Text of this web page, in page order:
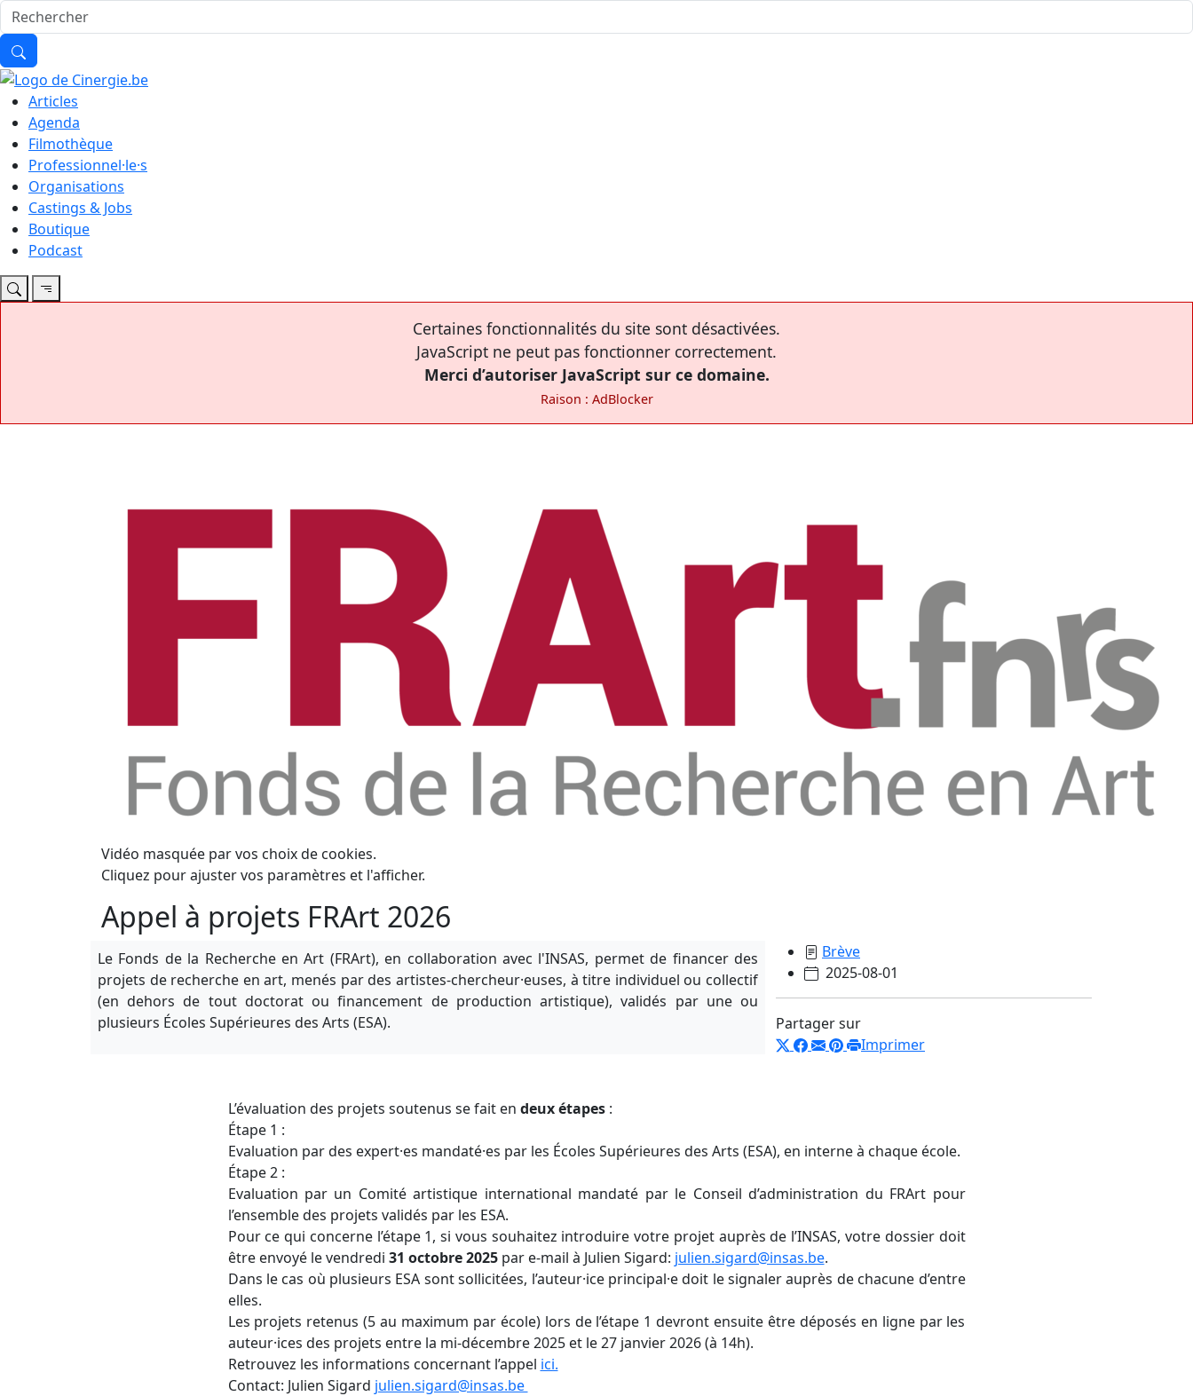
Articles
Agenda
Filmothèque
Professionnel·le·s
Organisations
Castings & Jobs
Boutique
Podcast
Certaines fonctionnalités du site sont désactivées.
JavaScript ne peut pas fonctionner correctement.
Merci d’autoriser JavaScript sur ce domaine.
Raison : AdBlocker
Vidéo masquée par vos choix de cookies.
Cliquez pour ajuster vos paramètres et l'afficher.
Appel à projets FRArt 2026
Le Fonds de la Recherche en Art (FRArt), en collaboration avec l'INSAS, permet de financer des
projets de recherche en art, menés par des artistes-chercheur·euses, à titre individuel ou collectif
(en dehors de tout doctorat ou financement de production artistique), validés par une ou
plusieurs Écoles Supérieures des Arts (ESA).
Brève
2025-08-01
Partager sur
Imprimer
L’évaluation des projets soutenus se fait en deux étapes:
Étape 1 :
Evaluation par des expert·es mandaté·es par les Écoles Supérieures des Arts (ESA), en interne à chaque école.
Étape 2 :
Evaluation par un Comité artistique international mandaté par le Conseil d’administration du FRArt pour
l’ensemble des projets validés par les ESA.
Pour ce qui concerne l’étape 1, si vous souhaitez introduire votre projet auprès de l’INSAS, votre dossier doit
être envoyé le vendredi 31 octobre 2025par e-mail à Julien Sigard: julien.sigard@insas.be.
Dans le cas où plusieurs ESA sont sollicitées, l’auteur·ice principal·e doit le signaler auprès de chacune d’entre
elles.
Les projets retenus (5 au maximum par école) lors de l’étape 1 devront ensuite être déposés en ligne par les
auteur·ices des projets entre la mi-décembre 2025 et le 27 janvier 2026 (à 14h).
Retrouvez les informations concernant l’appel ici.
Contact: Julien Sigard julien.sigard@insas.be